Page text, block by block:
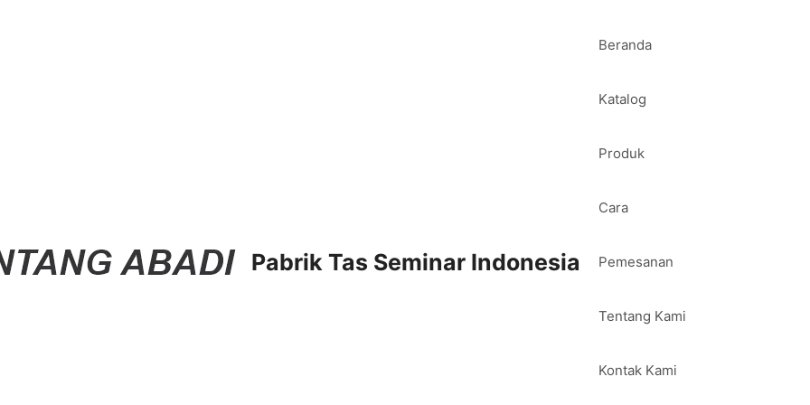
Pabrik Tas Seminar Indonesia
Beranda
Katalog
Produk
Cara
Pemesanan
Tentang Kami
Kontak Kami